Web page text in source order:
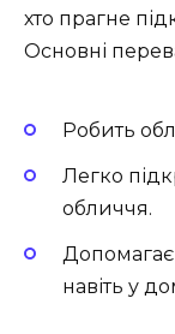
хто прагне
Основні
Робить
Легко
обличчя.
навіть у